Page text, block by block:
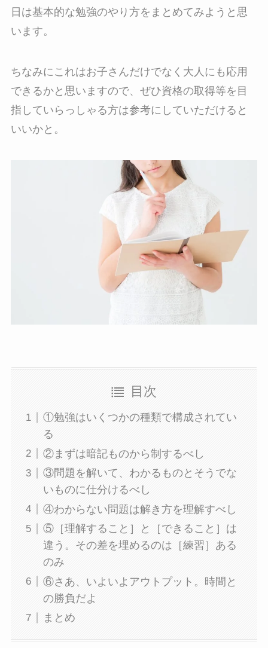
日は基本的な勉強のやり方をまとめてみようと思
います。
ちなみにこれはお子さんだけでなく大人にも応用
できるかと思いますので、ぜひ資格の取得等を目
指していらっしゃる方は参考にしていただけると
いいかと。
目次
①勉強はいくつかの種類で構成されてい
る
②まずは暗記ものから制するべし
③問題を解いて、わかるものとそうでな
いものに仕分けるべし
④わからない問題は解き方を理解すべし
⑤［理解すること］と［できること］は
違う。その差を埋めるのは［練習］ある
のみ
⑥さあ、いよいよアウトプット。時間と
の勝負だよ
まとめ